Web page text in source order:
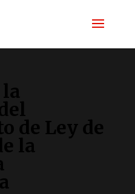
la
de Ley de
la